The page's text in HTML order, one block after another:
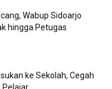
Wabup Sidoarjo
hingga Petugas
ke Sekolah, Cegah
Pelajar